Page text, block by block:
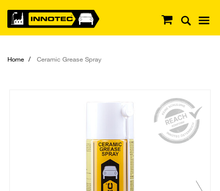
Home Ceramic Grease Spray